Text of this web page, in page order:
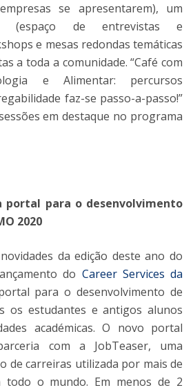
se apresentarem), um
(espaço de entrevistas e
e mesas redondas temáticas
a toda a comunidade. “Café com
e Alimentar: percursos
faz-se passo-a-passo!”
em destaque no programa
portal para o desenvolvimento
2020
da edição deste ano do
do Career Services da
para o desenvolvimento de
os estudantes e antigos alunos
académicas. O novo portal
com a JobTeaser, uma
de carreiras utilizada por mais de
todo o mundo. Em menos de 2